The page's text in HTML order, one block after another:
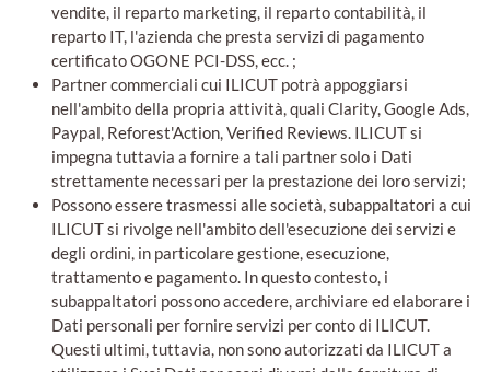
vendite, il reparto marketing, il reparto contabilità, il
reparto IT, l'azienda che presta servizi di pagamento
certificato OGONE PCI-DSS, ecc. ;
Partner commerciali cui ILICUT potrà appoggiarsi
nell'ambito della propria attività, quali Clarity, Google Ads,
Paypal, Reforest'Action, Verified Reviews. ILICUT si
impegna tuttavia a fornire a tali partner solo i Dati
strettamente necessari per la prestazione dei loro servizi;
Possono essere trasmessi alle società, subappaltatori a cui
ILICUT si rivolge nell'ambito dell'esecuzione dei servizi e
degli ordini, in particolare gestione, esecuzione,
trattamento e pagamento. In questo contesto, i
subappaltatori possono accedere, archiviare ed elaborare i
Dati personali per fornire servizi per conto di ILICUT.
Questi ultimi, tuttavia, non sono autorizzati da ILICUT a